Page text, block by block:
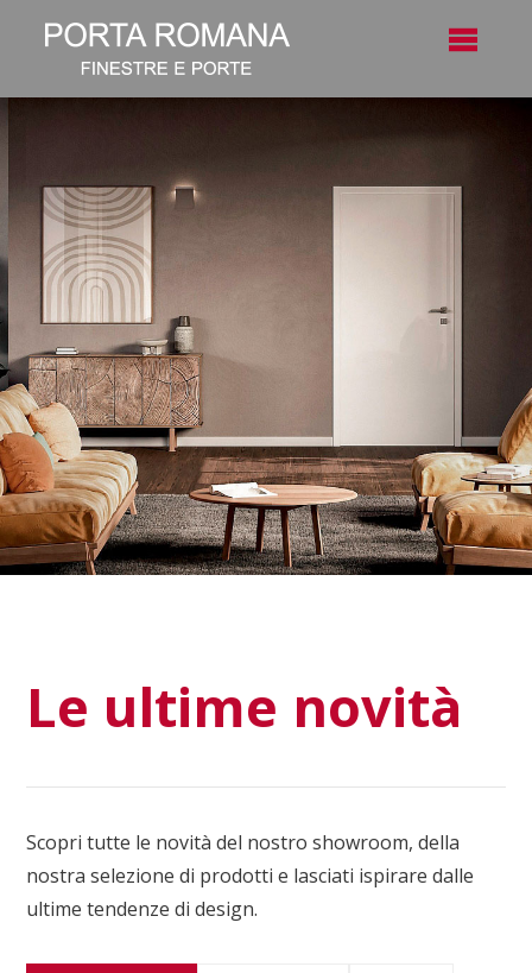
Le ultime novità
Scopri tutte le novità del nostro showroom, della
nostra selezione di prodotti e lasciati ispirare dalle
ultime tendenze di design.